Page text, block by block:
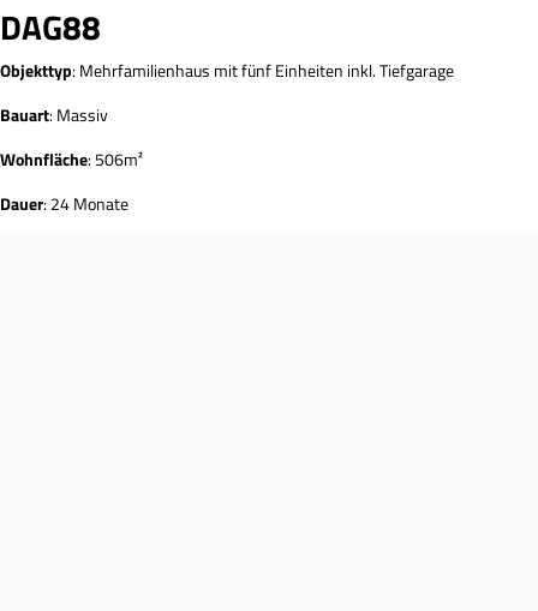
DAG88
Objekttyp: Mehrfamilienhaus mit fünf Einheiten inkl. Tiefgarage
Bauart: Massiv
Wohnfläche: 506m²
Dauer: 24 Monate